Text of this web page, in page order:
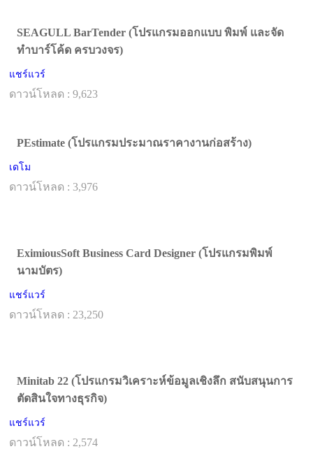
SEAGULL BarTender (โปรแกรมออกแบบ พิมพ์ และจัด
ทำบาร์โค้ด ครบวงจร)
แชร์แวร์
ดาวน์โหลด : 9,623
PEstimate (โปรแกรมประมาณราคางานก่อสร้าง)
เดโม
ดาวน์โหลด : 3,976
EximiousSoft Business Card Designer (โปรแกรมพิมพ์
นามบัตร)
แชร์แวร์
ดาวน์โหลด : 23,250
Minitab 22 (โปรแกรมวิเคราะห์ข้อมูลเชิงลึก สนับสนุนการ
ตัดสินใจทางธุรกิจ)
แชร์แวร์
ดาวน์โหลด : 2,574